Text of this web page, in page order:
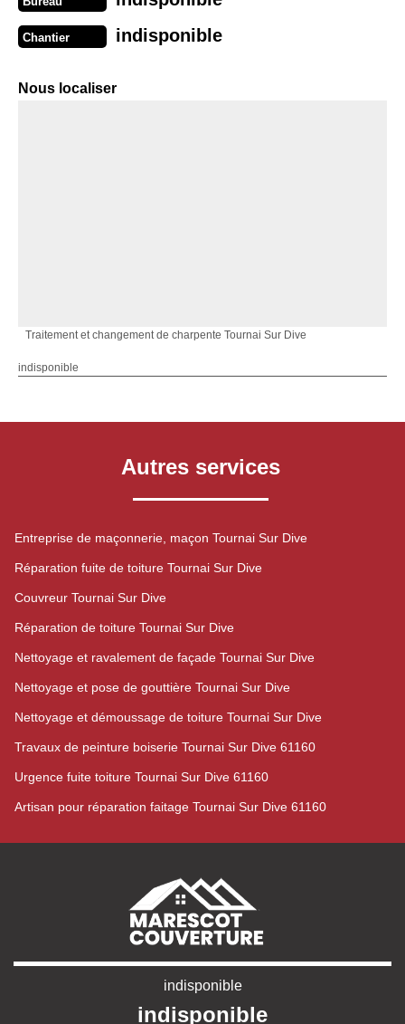
Chantier indisponible
Nous localiser
Traitement et changement de charpente Tournai Sur Dive
indisponible
Autres services
Entreprise de maçonnerie, maçon Tournai Sur Dive
Réparation fuite de toiture Tournai Sur Dive
Couvreur Tournai Sur Dive
Réparation de toiture Tournai Sur Dive
Nettoyage et ravalement de façade Tournai Sur Dive
Nettoyage et pose de gouttière Tournai Sur Dive
Nettoyage et démoussage de toiture Tournai Sur Dive
Travaux de peinture boiserie Tournai Sur Dive 61160
Urgence fuite toiture Tournai Sur Dive 61160
Artisan pour réparation faitage Tournai Sur Dive 61160
indisponible
indisponible